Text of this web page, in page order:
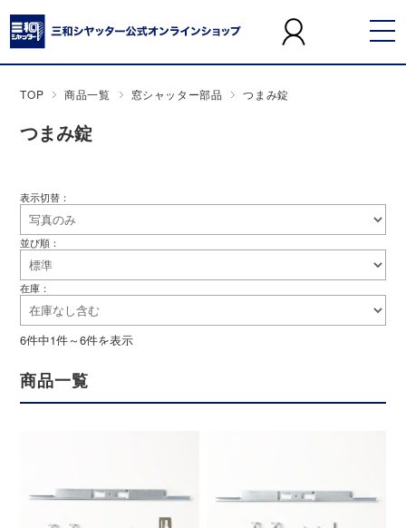
TOP 商品一覧 窓シャッター部品 つまみ錠
つまみ錠
表示切替：
並び順：
在庫：
6件中1件～6件を表示
商品一覧